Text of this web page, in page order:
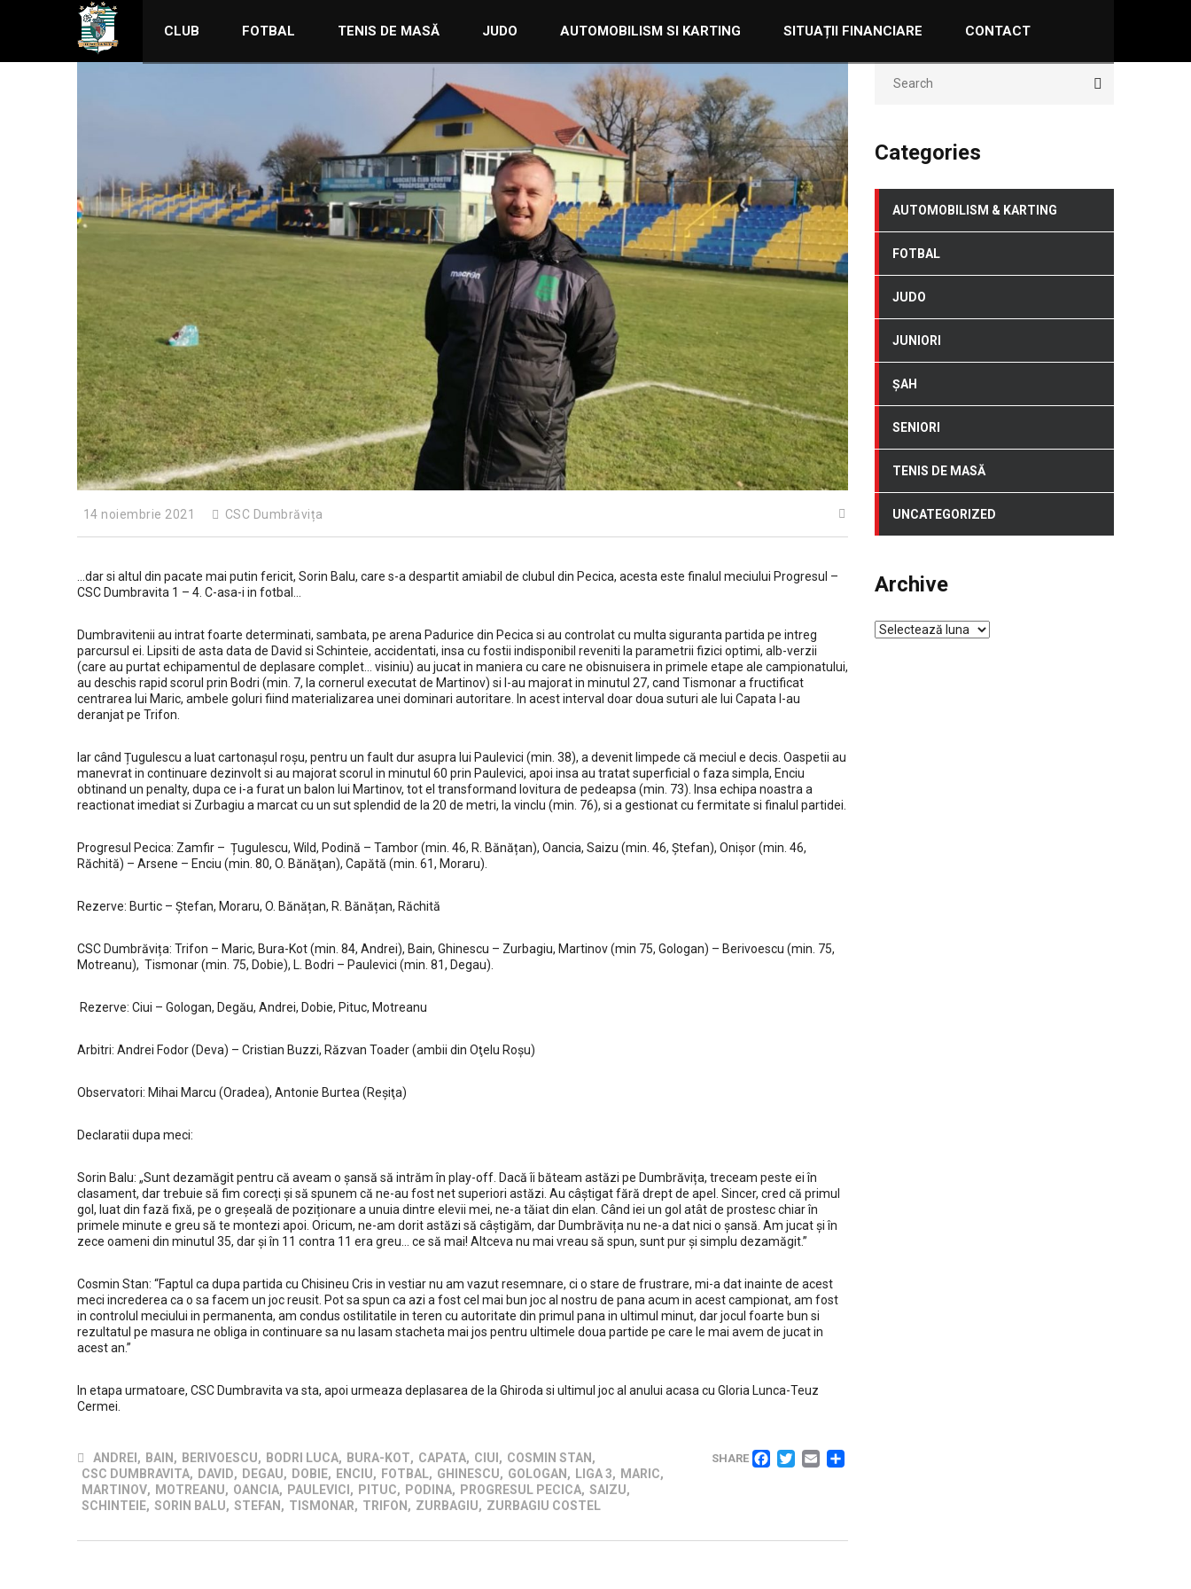
CLUB FOTBAL TENIS DE MASĂ JUDO AUTOMOBILISM SI KARTING SITUAȚII FINANCIARE CONTACT
14 noiembrie 2021 CSC Dumbrăvița
…dar si altul din pacate mai putin fericit, Sorin Balu, care s-a despartit amiabil de clubul din Pecica, acesta este finalul meciului Progresul –
CSC Dumbravita 1 – 4. C-asa-i in fotbal…
Dumbravitenii au intrat foarte determinati, sambata, pe arena Padurice din Pecica si au controlat cu multa siguranta partida pe intreg
parcursul ei. Lipsiti de asta data de David si Schinteie, accidentati, insa cu fostii indisponibil reveniti la parametrii fizici optimi, alb-verzii
(care au purtat echipamentul de deplasare complet… visiniu) au jucat in maniera cu care ne obisnuisera in primele etape ale campionatului,
au deschis rapid scorul prin Bodri (min. 7, la cornerul executat de Martinov) si l-au majorat in minutul 27, cand Tismonar a fructificat
centrarea lui Maric, ambele goluri fiind materializarea unei dominari autoritare. In acest interval doar doua suturi ale lui Capata l-au
deranjat pe Trifon.
Iar când Țugulescu a luat cartonașul roșu, pentru un fault dur asupra lui Paulevici (min. 38), a devenit limpede că meciul e decis. Oaspetii au
manevrat in continuare dezinvolt si au majorat scorul in minutul 60 prin Paulevici, apoi insa au tratat superficial o faza simpla, Enciu
obtinand un penalty, dupa ce i-a furat un balon lui Martinov, tot el transformand lovitura de pedeapsa (min. 73). Insa echipa noastra a
reactionat imediat si Zurbagiu a marcat cu un sut splendid de la 20 de metri, la vinclu (min. 76), si a gestionat cu fermitate si finalul partidei.
Progresul Pecica: Zamfir – Țugulescu, Wild, Podină – Tambor (min. 46, R. Bănățan), Oancia, Saizu (min. 46, Ștefan), Onișor (min. 46,
Răchită) – Arsene – Enciu (min. 80, O. Bănăţan), Capătă (min. 61, Moraru).
Rezerve: Burtic – Ștefan, Moraru, O. Bănățan, R. Bănățan, Răchită
CSC Dumbrăvița: Trifon – Maric, Bura-Kot (min. 84, Andrei), Bain, Ghinescu – Zurbagiu, Martinov (min 75, Gologan) – Berivoescu (min. 75,
Motreanu), Tismonar (min. 75, Dobie), L. Bodri – Paulevici (min. 81, Degau).
Rezerve: Ciui – Gologan, Degău, Andrei, Dobie, Pituc, Motreanu
Arbitri: Andrei Fodor (Deva) – Cristian Buzzi, Răzvan Toader (ambii din Oţelu Roşu)
Observatori: Mihai Marcu (Oradea), Antonie Burtea (Reşiţa)
Declaratii dupa meci:
Sorin Balu: „Sunt dezamăgit pentru că aveam o șansă să intrăm în play-off. Dacă îi băteam astăzi pe Dumbrăvița, treceam peste ei în
clasament, dar trebuie să fim corecți și să spunem că ne-au fost net superiori astăzi. Au câștigat fără drept de apel. Sincer, cred că primul
gol, luat din fază fixă, pe o greșeală de poziționare a unuia dintre elevii mei, ne-a tăiat din elan. Când iei un gol atât de prostesc chiar în
primele minute e greu să te montezi apoi. Oricum, ne-am dorit astăzi să câștigăm, dar Dumbrăvița nu ne-a dat nici o șansă. Am jucat și în
zece oameni din minutul 35, dar și în 11 contra 11 era greu… ce să mai! Altceva nu mai vreau să spun, sunt pur și simplu dezamăgit.”
Cosmin Stan: “Faptul ca dupa partida cu Chisineu Cris in vestiar nu am vazut resemnare, ci o stare de frustrare, mi-a dat inainte de acest
meci increderea ca o sa facem un joc reusit. Pot sa spun ca azi a fost cel mai bun joc al nostru de pana acum in acest campionat, am fost
in controlul meciului in permanenta, am condus ostilitatile in teren cu autoritate din primul pana in ultimul minut, dar jocul foarte bun si
rezultatul pe masura ne obliga in continuare sa nu lasam stacheta mai jos pentru ultimele doua partide pe care le mai avem de jucat in
acest an.”
In etapa urmatoare, CSC Dumbravita va sta, apoi urmeaza deplasarea de la Ghiroda si ultimul joc al anului acasa cu Gloria Lunca-Teuz
Cermei.
ANDREI , BAIN , BERIVOESCU, BODRI LUCA, BURA-KOT, CAPATA, CIUI , COSMIN STAN ,
CSC DUMBRAVITA, DAVID, DEGAU, DOBIE, ENCIU, FOTBAL, GHINESCU, GOLOGAN , LIGA 3, MARIC,
MARTINOV, MOTREANU, OANCIA, PAULEVICI , PITUC, PODINA, PROGRESUL PECICA, SAIZU,
SCHINTEIE, SORIN BALU, STEFAN , TISMONAR, TRIFON , ZURBAGIU, ZURBAGIU COSTEL
SHARE FACEBOOK
TWITTER
EMAIL
Categories
AUTOMOBILISM & KARTING
FOTBAL
JUDO
JUNIORI
ȘAH
SENIORI
TENIS DE MASĂ
UNCATEGORIZED
Archive
Archive